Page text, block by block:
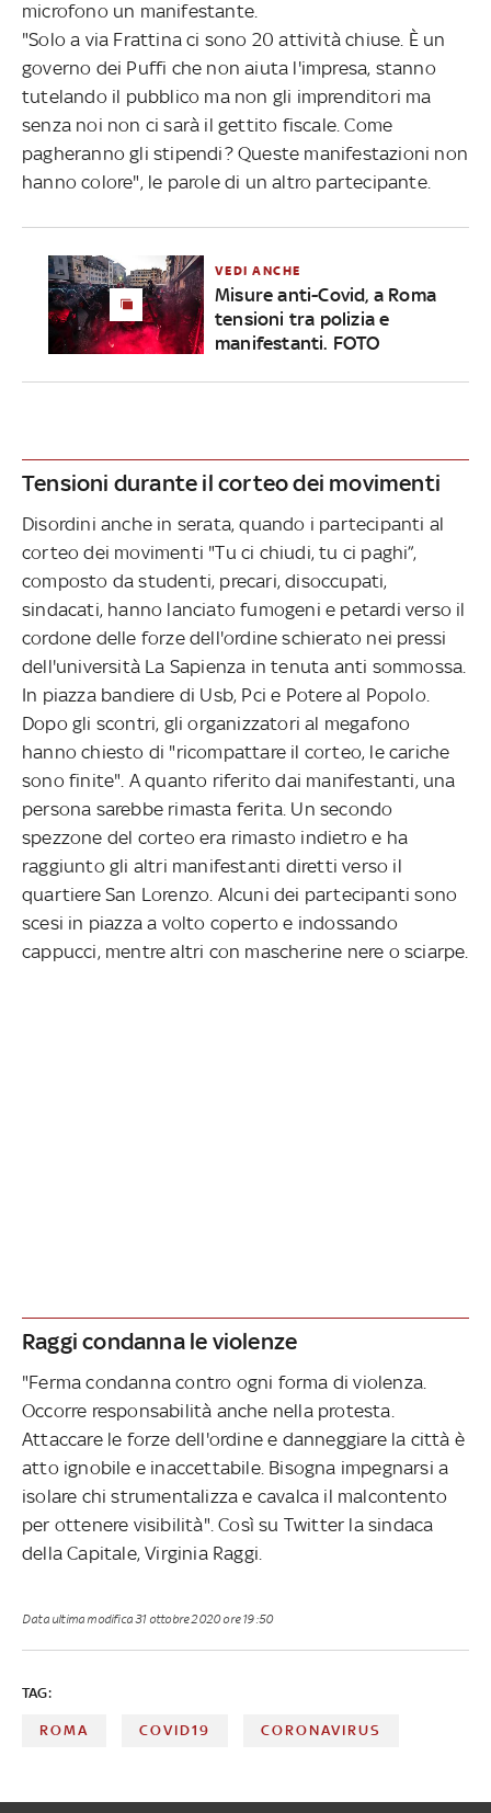
microfono un manifestante.
"Solo a via Frattina ci sono 20 attività chiuse. È un
governo dei Puffi che non aiuta l'impresa, stanno
tutelando il pubblico ma non gli imprenditori ma
senza noi non ci sarà il gettito fiscale. Come
pagheranno gli stipendi? Queste manifestazioni non
hanno colore", le parole di un altro partecipante.
VEDI ANCHE
Misure anti-Covid, a Roma
tensioni tra polizia e
manifestanti. FOTO
Tensioni durante il corteo dei movimenti
Disordini anche in serata, quando i partecipanti al
corteo dei movimenti "Tu ci chiudi, tu ci paghi”,
composto da studenti, precari, disoccupati,
sindacati, hanno lanciato fumogeni e petardi verso il
cordone delle forze dell'ordine schierato nei pressi
dell'università La Sapienza in tenuta anti sommossa.
In piazza bandiere di Usb, Pci e Potere al Popolo.
Dopo gli scontri, gli organizzatori al megafono
hanno chiesto di "ricompattare il corteo, le cariche
sono finite". A quanto riferito dai manifestanti, una
persona sarebbe rimasta ferita. Un secondo
spezzone del corteo era rimasto indietro e ha
raggiunto gli altri manifestanti diretti verso il
quartiere San Lorenzo. Alcuni dei partecipanti sono
scesi in piazza a volto coperto e indossando
cappucci, mentre altri con mascherine nere o sciarpe.
Raggi condanna le violenze
"Ferma condanna contro ogni forma di violenza.
Occorre responsabilità anche nella protesta.
Attaccare le forze dell'ordine e danneggiare la città è
atto ignobile e inaccettabile. Bisogna impegnarsi a
isolare chi strumentalizza e cavalca il malcontento
per ottenere visibilità". Così su Twitter la sindaca
della Capitale, Virginia Raggi.
Data ultima modifica31 ottobre 2020 ore 19:50
TAG:
ROMA COVID19 CORONAVIRUS